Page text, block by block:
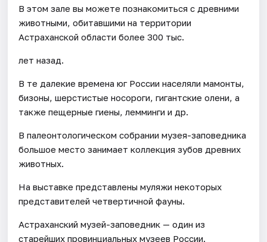
В этом зале вы можете познакомиться с древними
животными, обитавшими на территории
Астраханской области более 300 тыс.
лет назад.
В те далекие времена юг России населяли мамонты,
бизоны, шерстистые носороги, гигантские олени, а
также пещерные гиены, лемминги и др.
В палеонтологическом собрании музея-заповедника
большое место занимает коллекция зубов древних
животных.
На выставке представлены муляжи некоторых
представителей четвертичной фауны.
Астраханский музей-заповедник — один из
старейших провинциальных музеев России.